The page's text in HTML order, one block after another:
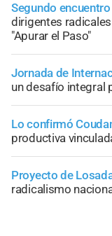
Segundo
dirigentes
"Apurar el Paso"
Jornada de
un desafío integral
Lo confirmó
productiva
Proyecto de
radicalismo